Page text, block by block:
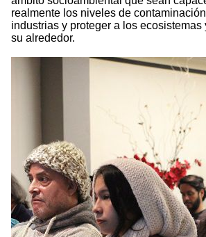
realmente los niveles de
industrias y proteger a los ecosistemas
su alrededor.